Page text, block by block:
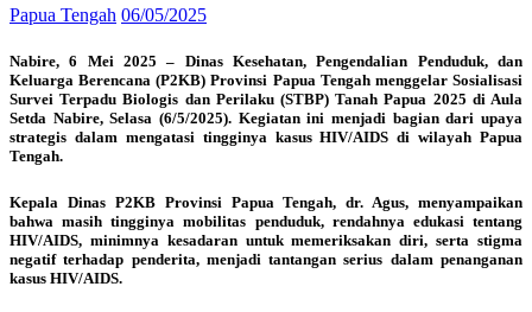
Papua Tengah 06/05/2025
Nabire, 6 Mei 2025 – Dinas Kesehatan, Pengendalian Penduduk, dan
Keluarga Berencana (P2KB) Provinsi Papua Tengah menggelar Sosialisasi
Survei Terpadu Biologis dan Perilaku (STBP) Tanah Papua 2025 di Aula
Setda Nabire, Selasa (6/5/2025). Kegiatan ini menjadi bagian dari upaya
strategis dalam mengatasi tingginya kasus HIV/AIDS di wilayah Papua
Tengah.
Kepala Dinas P2KB Provinsi Papua Tengah, dr. Agus, menyampaikan
bahwa masih tingginya mobilitas penduduk, rendahnya edukasi tentang
HIV/AIDS, minimnya kesadaran untuk memeriksakan diri, serta stigma
negatif terhadap penderita, menjadi tantangan serius dalam penanganan
kasus HIV/AIDS.